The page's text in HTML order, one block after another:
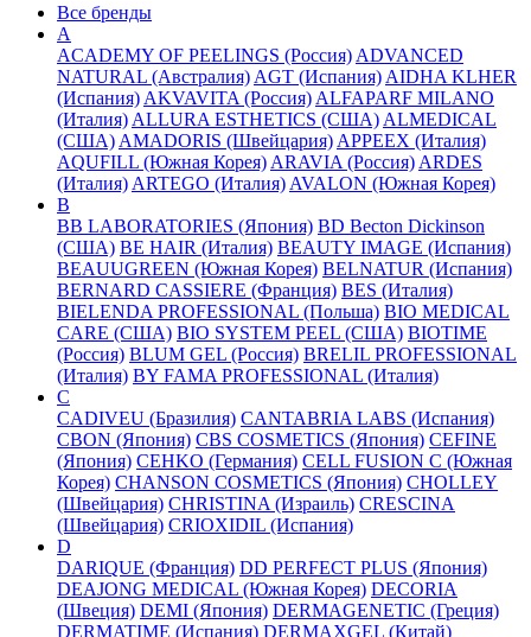
Все бренды
A
ACADEMY OF PEELINGS (Россия) ADVANCED
NATURAL (Австралия) AGT (Испания) AIDHA KLHER
(Испания) AKVAVITA (Россия) ALFAPARF MILANO
(Италия) ALLURA ESTHETICS (США) ALMEDICAL
(США) AMADORIS (Швейцария) APPEEX (Италия)
AQUFILL (Южная Корея) ARAVIA (Россия) ARDES
(Италия) ARTEGO (Италия) AVALON (Южная Корея)
B
BB LABORATORIES (Япония) BD Becton Dickinson
(США) BE HAIR (Италия) BEAUTY IMAGE (Испания)
BEAUUGREEN (Южная Корея) BELNATUR (Испания)
BERNARD CASSIERE (Франция) BES (Италия)
BIELENDA PROFESSIONAL (Польша) BIO MEDICAL
CARE (США) BIO SYSTEM PEEL (США) BIOTIME
(Россия) BLUM GEL (Россия) BRELIL PROFESSIONAL
(Италия) BY FAMA PROFESSIONAL (Италия)
C
CADIVEU (Бразилия) CANTABRIA LABS (Испания)
CBON (Япония) CBS COSMETICS (Япония) CEFINE
(Япония) CEHKO (Германия) CELL FUSION C (Южная
Корея) CHANSON COSMETICS (Япония) CHOLLEY
(Швейцария) CHRISTINA (Израиль) CRESCINA
(Швейцария) CRIOXIDIL (Испания)
D
DARIQUE (Франция) DD PERFECT PLUS (Япония)
DEAJONG MEDICAL (Южная Корея) DECORIA
(Швеция) DEMI (Япония) DERMAGENETIC (Греция)
DERMATIME (Испания) DERMAXGEL (Китай)